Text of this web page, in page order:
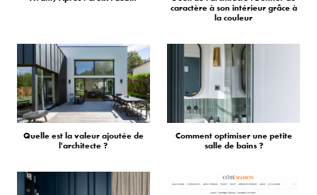
caractère à son intérieur grâce à
la couleur
Quelle est la valeur ajoutée de
l'architecte ?
Comment optimiser une petite
salle de bains ?